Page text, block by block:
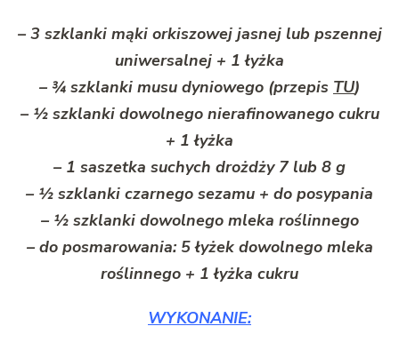
– 3 szklanki mąki orkiszowej jasnej lub pszennej
uniwersalnej + 1 łyżka
– ¾ szklanki musu dyniowego (przepis TU)
– ½ szklanki dowolnego nierafinowanego cukru
+ 1 łyżka
– 1 saszetka suchych drożdży 7 lub 8 g
– ½ szklanki czarnego sezamu + do posypania
– ½ szklanki dowolnego mleka roślinnego
– do posmarowania: 5 łyżek dowolnego mleka
roślinnego + 1 łyżka cukru
WYKONANIE: